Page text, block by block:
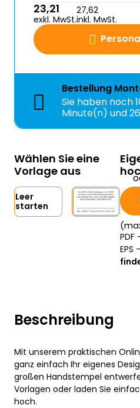
Beschreibung
Mit unserem praktischen
ganz einfach Ihr eigenes
großen Handstempel
Vorlagen oder laden Sie
hoch.
23,21
exkl. MwSt.
27,62
inkl. MwSt.
Bestellung
Sie haben noch
Minute(n) und
Wählen Sie eine
Vorlage aus
Leer
starten
PDF
EPS